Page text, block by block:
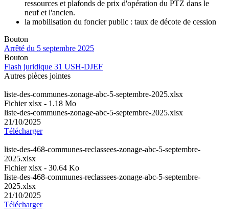
ressources et plafonds de prix d'opération du PTZ dans le
neuf et l'ancien.
la mobilisation du foncier public : taux de décote de cession
Bouton
Arrêté du 5 septembre 2025
Bouton
Flash juridique 31 USH-DJEF
Autres pièces jointes
liste-des-communes-zonage-abc-5-septembre-2025.xlsx
Fichier xlsx - 1.18 Mo
liste-des-communes-zonage-abc-5-septembre-2025.xlsx
21/10/2025
Télécharger
liste-des-468-communes-reclassees-zonage-abc-5-septembre-
2025.xlsx
Fichier xlsx - 30.64 Ko
liste-des-468-communes-reclassees-zonage-abc-5-septembre-
2025.xlsx
21/10/2025
Télécharger